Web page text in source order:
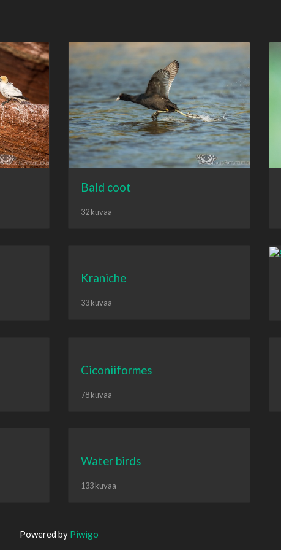
Bald coot
32 kuvaa
Kraniche
33 kuvaa
Ciconiiformes
78 kuvaa
Water birds
133 kuvaa
Powered by Piwigo